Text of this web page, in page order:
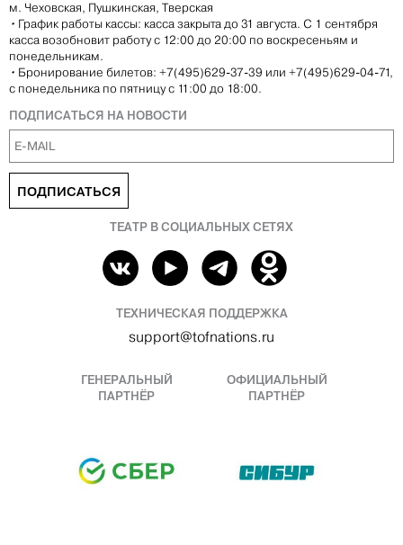
м. Чеховская, Пушкинская, Тверская
• График работы кассы: касса закрыта до 31 августа. С 1 сентября
касса возобновит работу с 12:00 до 20:00 по воскресеньям и
понедельникам.
• Бронирование билетов: +7(495)629-37-39 или +7(495)629-04-71,
с понедельника по пятницу с 11:00 до 18:00.
ПОДПИСАТЬСЯ НА НОВОСТИ
ПОДПИСАТЬСЯ
ТЕАТР В СОЦИАЛЬНЫХ СЕТЯХ
ТЕХНИЧЕСКАЯ ПОДДЕРЖКА
support@tofnations.ru
ГЕНЕРАЛЬНЫЙ
ПАРТНЁР
ОФИЦИАЛЬНЫЙ
ПАРТНЁР